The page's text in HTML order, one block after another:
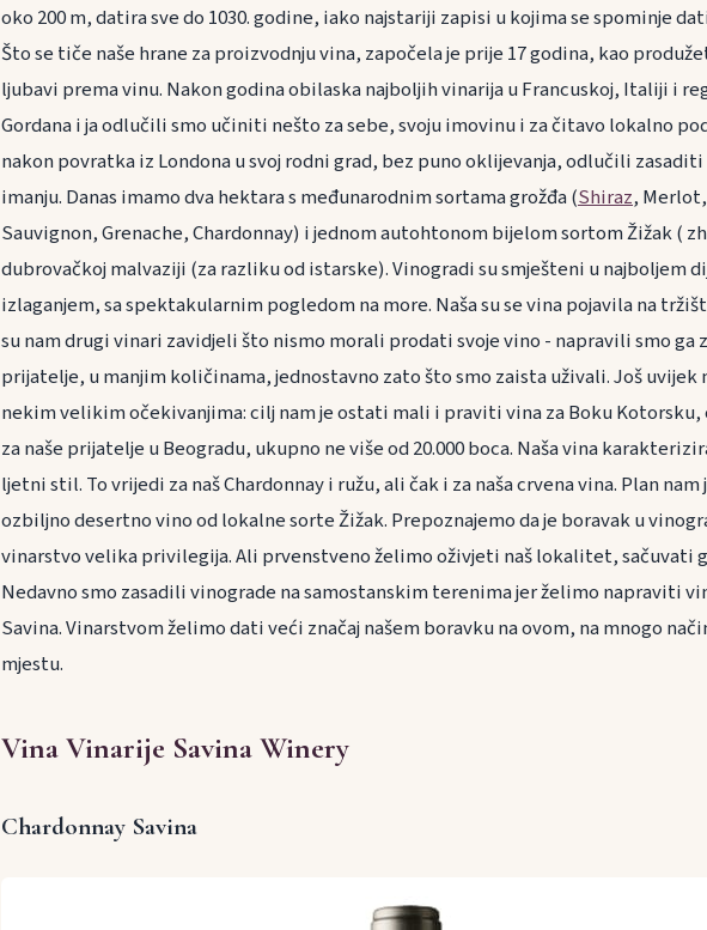
oko 200 m, datira sve do 1030. godine, iako najstariji zapisi u kojima se spominje
Što se tiče naše hrane za proizvodnju vina, započela je prije 17 godina, kao
ljubavi prema vinu. Nakon godina obilaska najboljih vinarija u Francuskoj, Italiji i
Gordana i ja odlučili smo učiniti nešto za sebe, svoju imovinu i za čitavo lokalno
nakon povratka iz Londona u svoj rodni grad, bez puno oklijevanja, odlučili
imanju. Danas imamo dva hektara s međunarodnim sortama grožđa (Shiraz,
Sauvignon, Grenache, Chardonnay) i jednom autohtonom bijelom sortom Žižak (
dubrovačkoj malvaziji (za razliku od istarske). Vinogradi su smješteni u najboljem
izlaganjem, sa spektakularnim pogledom na more. Naša su se vina pojavila na
su nam drugi vinari zavidjeli što nismo morali prodati svoje vino - napravili smo ga
prijatelje, u manjim količinama, jednostavno zato što smo zaista uživali. Još
nekim velikim očekivanjima: cilj nam je ostati mali i praviti vina za Boku Kotorsku,
za naše prijatelje u Beogradu, ukupno ne više od 20.000 boca. Naša vina
ljetni stil. To vrijedi za naš Chardonnay i ružu, ali čak i za naša crvena vina. Plan
ozbiljno desertno vino od lokalne sorte Žižak. Prepoznajemo da je boravak u
vinarstvo velika privilegija. Ali prvenstveno želimo oživjeti naš lokalitet, sačuvati
Nedavno smo zasadili vinograde na samostanskim terenima jer želimo napraviti
Savina. Vinarstvom želimo dati veći značaj našem boravku na ovom, na mnogo
mjestu.
Vina Vinarije Savina Winery
Chardonnay Savina